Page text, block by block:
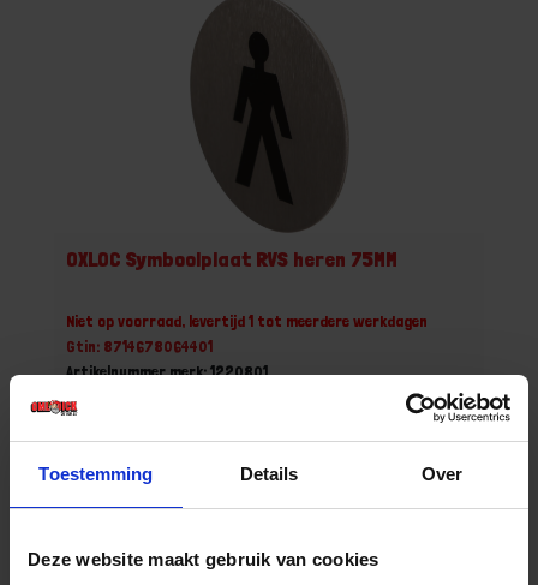
Toestemming Details Over
Deze website maakt gebruik van cookies
OXLOC Symboolplaat RVS heren 75MM
Niet op voorraad, levertijd 1 tot meerdere werkdagen
Gtin: 8714678064401
Artikelnummer merk: 1220801
- +